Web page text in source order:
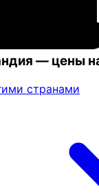
— цены
странами